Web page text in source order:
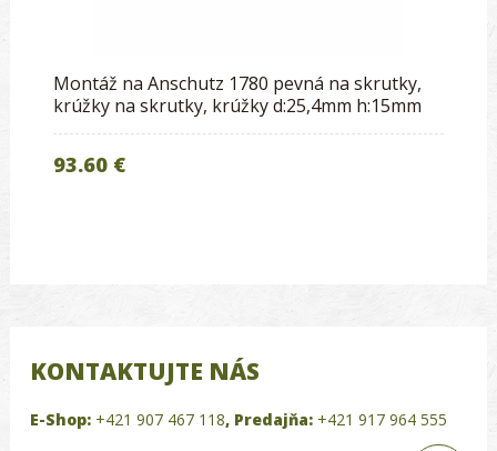
Montáž na Anschutz 1780 pevná na skrutky,
krúžky na skrutky, krúžky d:25,4mm h:15mm
93.60 €
KONTAKTUJTE NÁS
E-Shop: +421 907 467 118, Predajňa: +421 917 964 555